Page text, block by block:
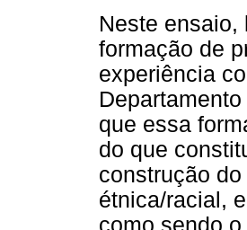
Neste ensaio,
formação de
experiência
que essa
do que
construção
étnica/racial,
como sendo